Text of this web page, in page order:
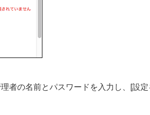
者の名前とパスワードを入力し、[設定